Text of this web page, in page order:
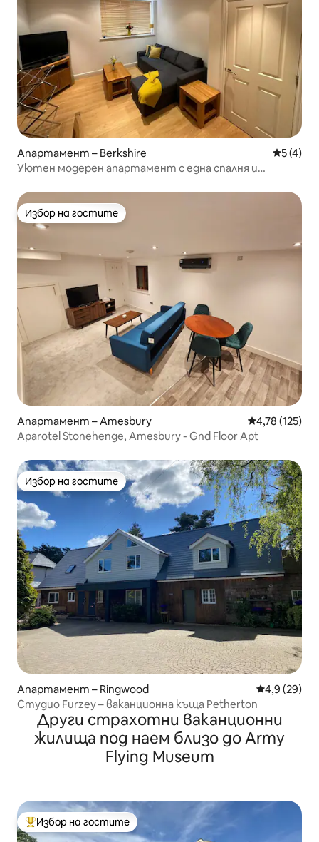
Апартамент – Berkshire Средна
5 (4)
Уютен модерен апартамент с една спалня и
Избор на гостите
Избор на гостите
Апартамент – Amesbury Средна
4,78 (125)
Aparotel Stonehenge, Amesbury - Gnd Floor Apt
Избор на гостите
Избор на гостите
Апартамент – Ringwood Средна
4,9 (29)
Студио Furzey – ваканционна къща Petherton
Други страхотни ваканционни
жилища под наем близо до Army
Flying Museum
Най-популярен избор на гостите
Избор на гостите